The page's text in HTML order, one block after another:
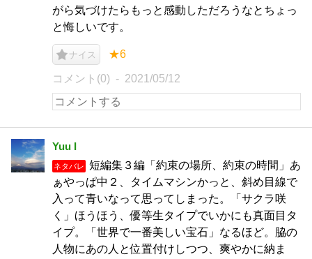
がら気づけたらもっと感動しただろうなとちょっ
と悔しいです。
ナイス ★6
コメント(0) 2021/05/12
Yuu I
ネタバレ
短編集３編「約束の場所、約束の時間」あ
ぁやっぱ中２、タイムマシンかっと、斜め目線で
入って青いなって思ってしまった。「サクラ咲
く」ほうほう、優等生タイプでいかにも真面目タ
イプ。「世界で一番美しい宝石」なるほど。脇の
人物にあの人と位置付けしつつ、爽やかに納ま